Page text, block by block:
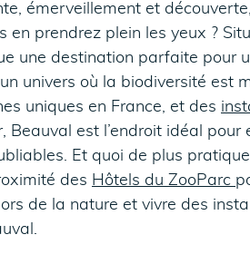
émerveillement et
en prendrez plein les yeux ?
une destination parfaite pour
univers où la biodiversité est
uniques en France, et des
Beauval est l’endroit idéal
Et quoi de plus
des Hôtels du ZooParc
de la nature et vivre des